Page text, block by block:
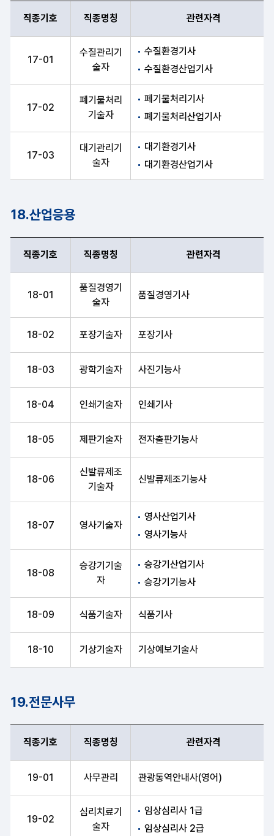
직종기호, 직종명칭, 관련자격 항목 순으로 환경 안내표
직종기호 직종명칭 관련자격
17-01
수질관리기
술자
수질환경기사
수질환경산업기사
17-02
폐기물처리
기술자
폐기물처리기사
폐기물처리산업기사
17-03
대기관리기
술자
대기환경기사
대기환경산업기사
18.산업응용
직종기호, 직종명칭, 관련자격 항목 순으로 산업응용 안내표
직종기호 직종명칭 관련자격
18-01
품질경영기
술자
품질경영기사
18-02 포장기술자 포장기사
18-03 광학기술자 사진기능사
18-04 인쇄기술자 인쇄기사
18-05 제판기술자 전자출판기능사
18-06
신발류제조
기술자
신발류제조기능사
18-07 영사기술자
영사산업기사
영사기능사
18-08
승강기기술
자
승강기산업기사
승강기기능사
18-09 식품기술자 식품기사
18-10 기상기술자 기상예보기술사
19.전문사무
직종기호 직종명칭 관련자격
19-01 사무관리 관광통역안내사(영어)
19-02
심리치료기
술자
임상심리사 1급
임상심리사 2급